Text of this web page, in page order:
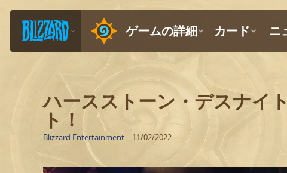
ハースストーン・デスナイ
ト！
Blizzard Entertainment 11/02/2022